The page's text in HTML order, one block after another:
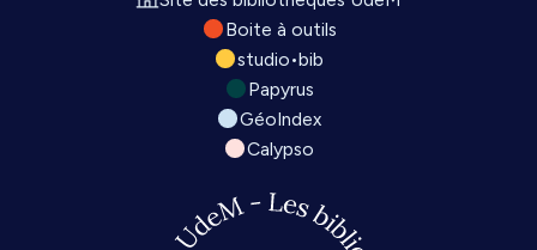
Boite à outils
studio•bib
Papyrus
GéoIndex
Calypso